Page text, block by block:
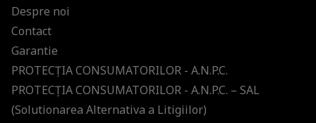
Despre noi
Contact
Garantie
PROTECŢIA CONSUMATORILOR - A.N.P.C.
PROTECŢIA CONSUMATORILOR - A.N.P.C. – SAL
(Solutionarea Alternativa a Litigiilor)